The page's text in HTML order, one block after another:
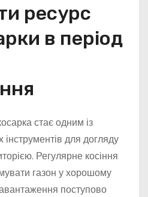
ресурс
в період
стає одним із
для догляду
Регулярне косіння
газон у хорошому
поступово